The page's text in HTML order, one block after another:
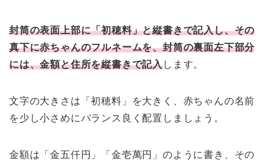
封筒の表面上部に「初穂料」と縦書きで記入し、その
真下に赤ちゃんのフルネームを、封筒の裏面左下部分
には、金額と住所を縦書きで記入します。
文字の大きさは「初穂料」を大きく、赤ちゃんの名前
を少し小さめにバランス良く配置しましょう。
金額は「金五仟円」「金壱萬円」のように書き、その